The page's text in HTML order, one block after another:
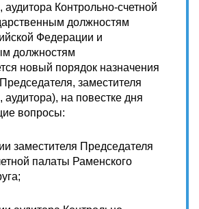
аудитора Контрольно-счетной
должностям
Федерации и
должностям
новый порядок назначения
заместителя
аудитора), на повестке дня
вопросы:
заместителя Председателя
палаты Раменского